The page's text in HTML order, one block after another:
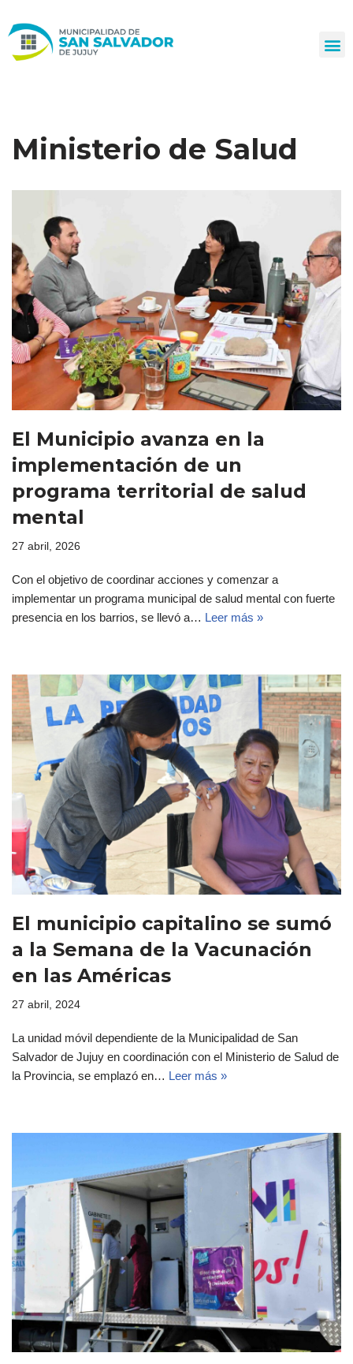
al
Ministerio de Salud
El Municipio avanza en la
implementación de un
programa territorial de salud
mental
27 abril, 2026
Con el objetivo de coordinar acciones y comenzar a
implementar un programa municipal de salud mental con fuerte
presencia en los barrios, se llevó a… Leer más »
El municipio capitalino se sumó
a la Semana de la Vacunación
en las Américas
27 abril, 2024
La unidad móvil dependiente de la Municipalidad de San
Salvador de Jujuy en coordinación con el Ministerio de Salud de
la Provincia, se emplazó en… Leer más »